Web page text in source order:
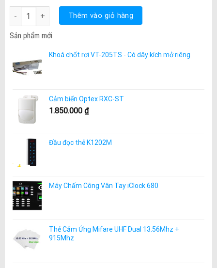
Giá đỡ khóa Vken VK-280F số lượng
Thêm vào giỏ hàng
Sản phẩm mới
Khoá chốt rơi VT-205TS - Có dây kích mở riêng
Cảm biến Optex RXC-ST
1.850.000 ₫
Đầu đọc thẻ K1202M
Máy Chấm Công Vân Tay iClock 680
Thẻ Cảm Ứng Mifare UHF Dual 13.56Mhz +
915Mhz